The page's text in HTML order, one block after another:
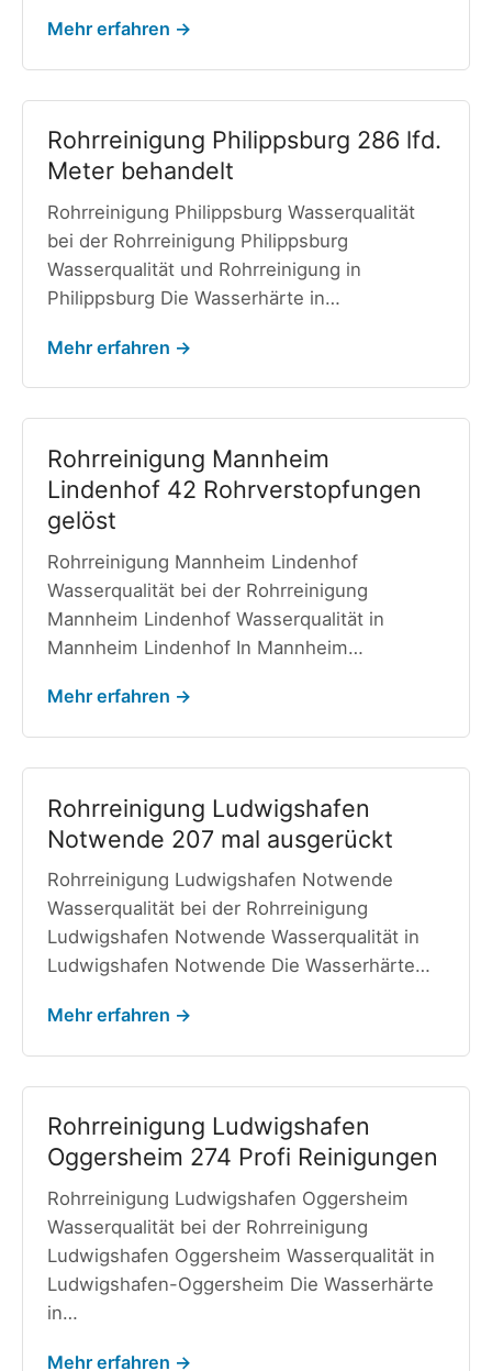
Mehr erfahren →
Rohrreinigung Philippsburg 286 lfd.
Meter behandelt
Rohrreinigung Philippsburg Wasserqualität
bei der Rohrreinigung Philippsburg
Wasserqualität und Rohrreinigung in
Philippsburg Die Wasserhärte in…
Mehr erfahren →
Rohrreinigung Mannheim
Lindenhof 42 Rohrverstopfungen
gelöst
Rohrreinigung Mannheim Lindenhof
Wasserqualität bei der Rohrreinigung
Mannheim Lindenhof Wasserqualität in
Mannheim Lindenhof In Mannheim…
Mehr erfahren →
Rohrreinigung Ludwigshafen
Notwende 207 mal ausgerückt
Rohrreinigung Ludwigshafen Notwende
Wasserqualität bei der Rohrreinigung
Ludwigshafen Notwende Wasserqualität in
Ludwigshafen Notwende Die Wasserhärte…
Mehr erfahren →
Rohrreinigung Ludwigshafen
Oggersheim 274 Profi Reinigungen
Rohrreinigung Ludwigshafen Oggersheim
Wasserqualität bei der Rohrreinigung
Ludwigshafen Oggersheim Wasserqualität in
Ludwigshafen-Oggersheim Die Wasserhärte
in…
Mehr erfahren →